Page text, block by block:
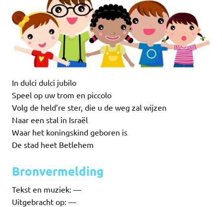
In dulci dulci jubilo
Speel op uw trom en piccolo
Volg de held’re ster, die u de weg zal wijzen
Naar een stal in Israël
Waar het koningskind geboren is
De stad heet Betlehem
Bronvermelding
Tekst en muziek: —
Uitgebracht op: —